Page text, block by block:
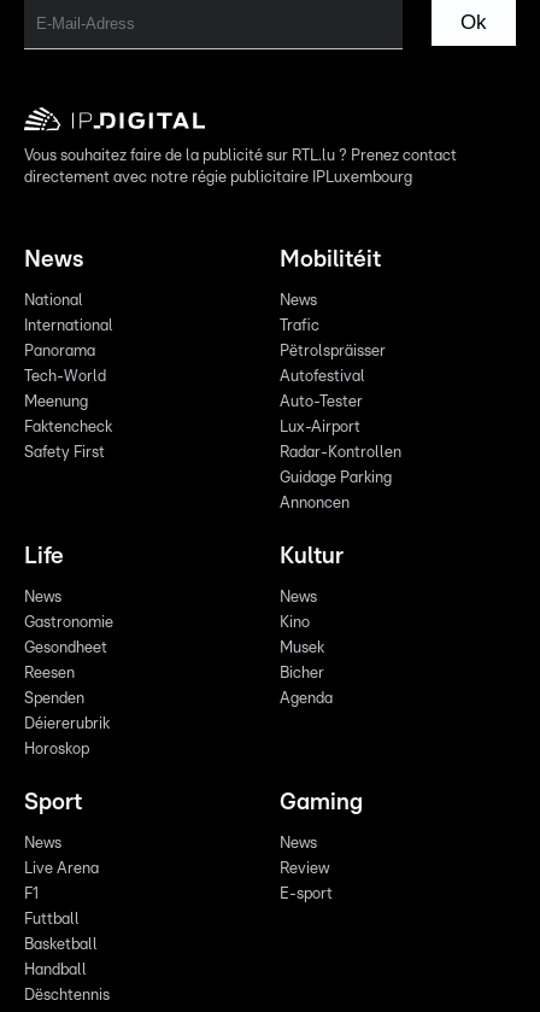
Ok
Vous souhaitez faire de la publicité sur RTL.lu ? Prenez contact
directement avec notre régie publicitaire IPLuxembourg
News
National
International
Panorama
Tech-World
Meenung
Faktencheck
Safety First
Mobilitéit
News
Trafic
Pëtrolspräisser
Autofestival
Auto-Tester
Lux-Airport
Radar-Kontrollen
Guidage Parking
Annoncen
Life
News
Gastronomie
Gesondheet
Reesen
Spenden
Déiererubrik
Horoskop
Kultur
News
Kino
Musek
Bicher
Agenda
Sport
News
Live Arena
F1
Futtball
Basketball
Handball
Dëschtennis
Gaming
News
Review
E-sport